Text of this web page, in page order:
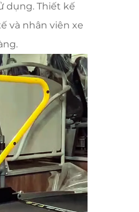
dụng. Thiết kế
và nhân viên xe